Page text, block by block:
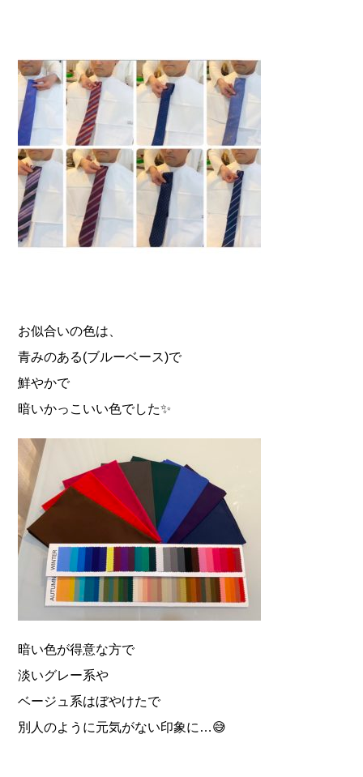
お似合いの色は、
青みのある(ブルーベース)で
鮮やかで
暗いかっこいい色でした✨
暗い色が得意な方で
淡いグレー系や
ベージュ系はぼやけたで
別人のように元気がない印象に…😅